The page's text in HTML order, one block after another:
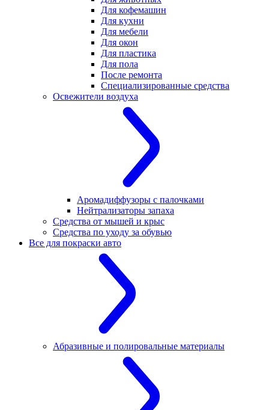
Для кофемашин
Для кухни
Для мебели
Для окон
Для пластика
Для пола
После ремонта
Специализированные средства
Освежители воздуха
Аромадиффузоры с палочками
Нейтрализаторы запаха
Средства от мышей и крыс
Средства по уходу за обувью
Все для покраски авто
Абразивные и полировальные материалы